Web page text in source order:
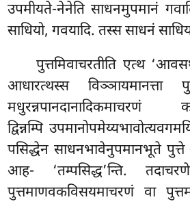
उपमीयते-नेनेति साधनमुपमानं
साधियो, गवयादि. तस्स साधनं
पुत्तमिवाचरतीति एत्थ
आधारत्थस्स
मधुरन्नपानदानादिकमाचरणं
द्विन्नम्पि
पसिद्धेन साधनभावेनुपमानभूते पुत्ते
आह- ‘तम्पसिद्ध’न्ति.
पुत्तमाणवकविसयमाचरणं वा